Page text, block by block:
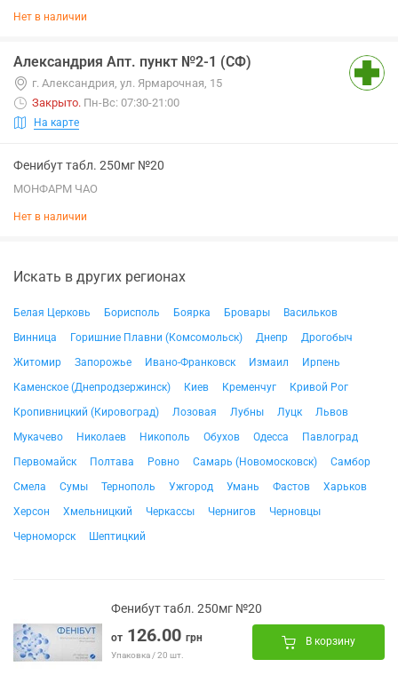
Нет в наличии
Александрия Апт. пункт №2-1 (СФ)
г. Александрия, ул. Ярмарочная, 15
Закрыто. Пн-Вс: 07:30-21:00
На карте
Фенибут табл. 250мг №20
МОНФАРМ ЧАО
Нет в наличии
Искать в других регионах
Белая Церковь Борисполь Боярка Бровары
Васильков
Винница
Горишние Плавни (Комсомольск) Днепр
Дрогобыч
Житомир
Запорожье Ивано-Франковск Измаил
Ирпень
Каменское (Днепродзержинск)
Киев Кременчуг
Кривой Рог
Кропивницкий (Кировоград)
Лозовая Лубны Луцк
Львов
Мукачево
Николаев Никополь Обухов Одесса
Павлоград
Первомайск
Полтава Ровно Самарь (Новомосковск)
Самбор
Смела
Сумы Тернополь Ужгород Умань Фастов
Харьков
Херсон
Хмельницкий Черкассы Чернигов
Черновцы
Черноморск
Шептицкий
Фенибут табл. 250мг №20
от 126.00 грн
Упаковка / 20 шт.
В корзину